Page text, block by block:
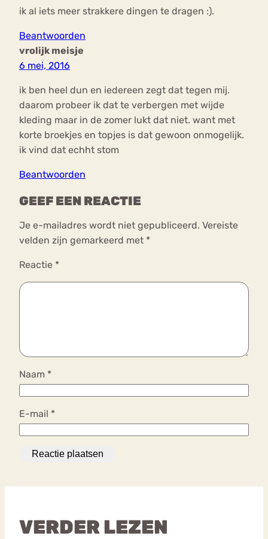
ik al iets meer strakkere dingen te dragen :).
Beantwoorden
vrolijk meisje
6 mei, 2016
ik ben heel dun en iedereen zegt dat tegen mij.
daarom probeer ik dat te verbergen met wijde
kleding maar in de zomer lukt dat niet. want met
korte broekjes en topjes is dat gewoon onmogelijk.
ik vind dat echht stom
Beantwoorden
GEEF EEN REACTIE
Je e-mailadres wordt niet gepubliceerd. Vereiste
velden zijn gemarkeerd met *
Reactie *
Naam *
E-mail *
VERDER LEZEN